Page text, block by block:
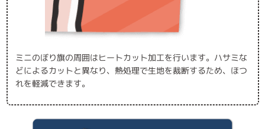
ミニのぼり旗の周囲はヒートカット加工を行います。ハサミな
どによるカットと異なり、熱処理で生地を裁断するため、ほつ
れを軽減できます。